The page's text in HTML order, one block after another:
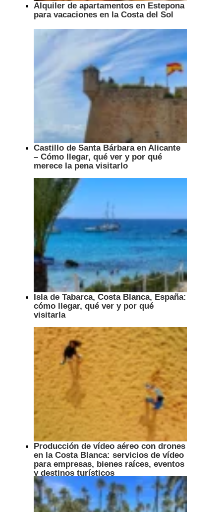
Alquiler de apartamentos en Estepona
para vacaciones en la Costa del Sol
Castillo de Santa Bárbara en Alicante
– Cómo llegar, qué ver y por qué
merece la pena visitarlo
Isla de Tabarca, Costa Blanca, España:
cómo llegar, qué ver y por qué
visitarla
Producción de vídeo aéreo con drones
en la Costa Blanca: servicios de vídeo
para empresas, bienes raíces, eventos
y destinos turísticos